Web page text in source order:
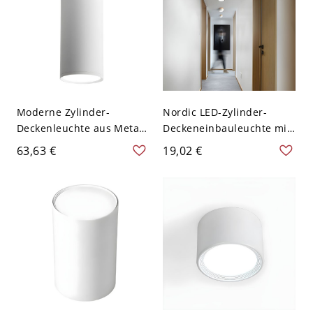
Moderne Zylinder-
Deckenleuchte aus Metall
mit 1 Licht - Weiß 110V-
120V 30,48 cm Weißlicht
63,63 €
Nordic LED-Zylinder-
Deckeneinbauleuchte mit
Holzmaserung - Weiß
110V-120V Weißlicht
19,02 €